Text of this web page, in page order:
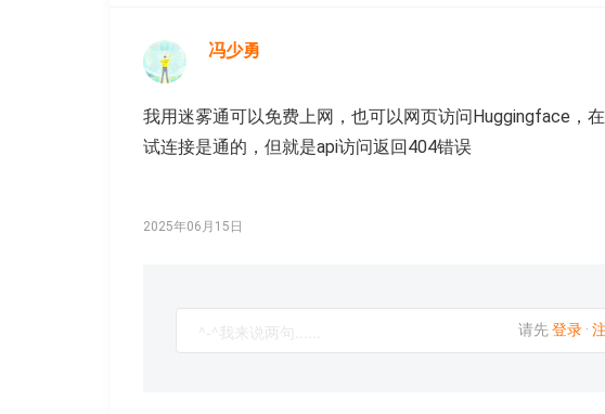
冯少勇
我用迷雾通可以免费上网，也可以网页访问Huggingface，
试连接是通的，但就是api访问返回404错误
2025年06月15日
请先登录 ·